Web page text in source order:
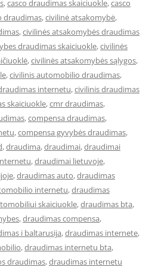
,casco draudimas skaiciuokle,casco
draudimas,civilinė atsakomybė,
,civilinės atsakomybės draudimas
draudimas skaiciuokle,civilinės
,civilinės atsakomybės sąlygos,
,civilinis automobilio draudimas,
internetu,civilinis draudimas
skaiciuokle,cmr draudimas,
,compensa draudimas,
,compensa gyvybės draudimas,
,draudima,draudimai,draudimai
,draudimai lietuvoje,
,draudimas auto,draudimas
internetu,draudimas
skaiciuokle,draudimas bta,
,draudimas compensa,
i baltarusija,draudimas internete,
,draudimas internetu bta,
draudimas,draudimas internetu